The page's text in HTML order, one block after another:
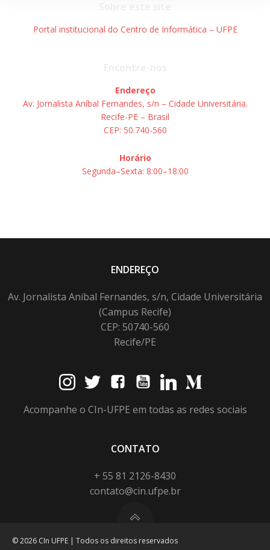
Portal institucional do Centro de Informática – UFPE
Endereço
Av. Jornalista Aníbal Fernandes, s/n – Cidade Universitária.
Recife-PE – Brasil
CEP: 50.740-560
Horário
Segunda–Sexta: 8:00–18:00
ENDEREÇO
Av. Jornalista Anibal Fernandes, s/n, Cidade Universitária
(Campus Recife)
CEP: 50740-560
Recife/PE
Acompanhe o CIn-UFPE em todas as redes sociais
CONTATO
+ 55 81 2126-8430
contato@cin.ufpe.br
© 2026 CIn UFPE | Todos os direitos reservados